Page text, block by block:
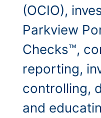
(OCIO),
Parkview
Checks™,
reporting,
controlling,
and